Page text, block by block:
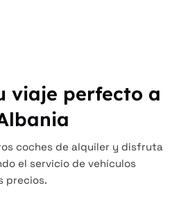
viaje perfecto a
coches de alquiler y disfruta
el servicio de vehículos
precios.